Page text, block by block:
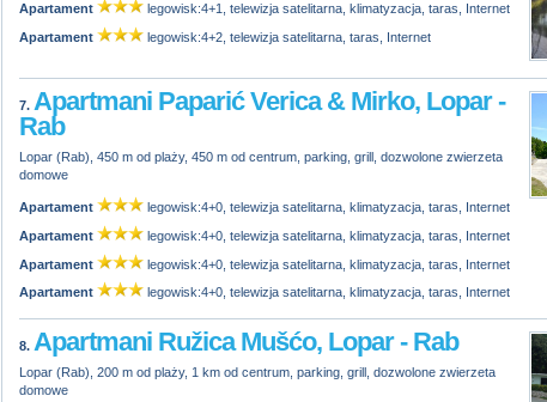
Apartament
legowisk:4+1, telewizja satelitarna, klimatyzacja, taras, Internet
Apartament
legowisk:4+2, telewizja satelitarna, taras, Internet
7. Apartmani Paparić Verica & Mirko, Lopar -
Rab
Lopar (Rab), 450 m od plaży, 450 m od centrum, parking, grill, dozwolone zwierzeta
domowe
Apartament
legowisk:4+0, telewizja satelitarna, klimatyzacja, taras, Internet
Apartament
legowisk:4+0, telewizja satelitarna, klimatyzacja, taras, Internet
Apartament
legowisk:4+0, telewizja satelitarna, klimatyzacja, taras, Internet
Apartament
legowisk:4+0, telewizja satelitarna, klimatyzacja, taras, Internet
8. Apartmani Ružica Mušćo, Lopar - Rab
Lopar (Rab), 200 m od plaży, 1 km od centrum, parking, grill, dozwolone zwierzeta
domowe